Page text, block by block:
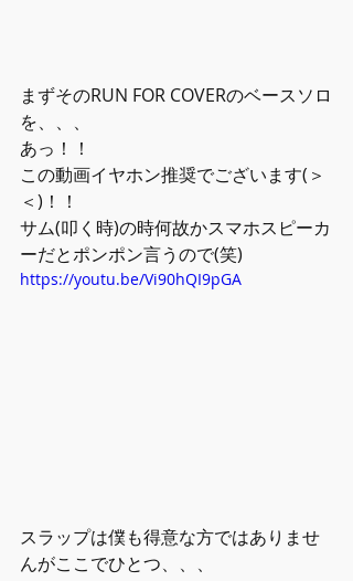
まずそのRUN FOR COVERのベースソロ
を、、、
あっ！！
この動画イヤホン推奨でございます(＞
＜)！！
サム(叩く時)の時何故かスマホスピーカ
ーだとポンポン言うので(笑)
https://youtu.be/Vi90hQI9pGA
スラップは僕も得意な方ではありませ
んがここでひとつ、、、